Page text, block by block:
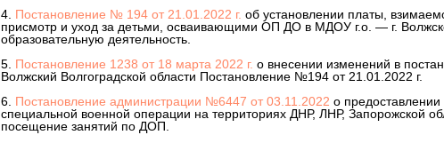
4. Постановление № 194 от 21.01.2022 г. об установлении платы,
присмотр и уход за детьми, осваивающими ОП ДО в МДОУ г.о. — г.
образовательную деятельность.
5. Постановление 1238 от 18 марта 2022 г. о внесении изменений в
Волжский Волгоградской области Постановление №194 от 21.01.2022 г.
6. Постановление администрации №6447 от 03.11.2022 о
специальной военной операции на территориях ДНР, ЛНР, Запорожской
посещение занятий по ДОП.